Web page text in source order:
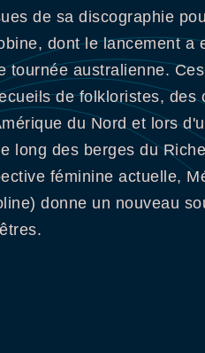
de sa discographie
dont le lancement a
tournée australienne.
de folkloristes, des
du Nord et lors
long des berges du
féminine actuelle,
donne un nouveau